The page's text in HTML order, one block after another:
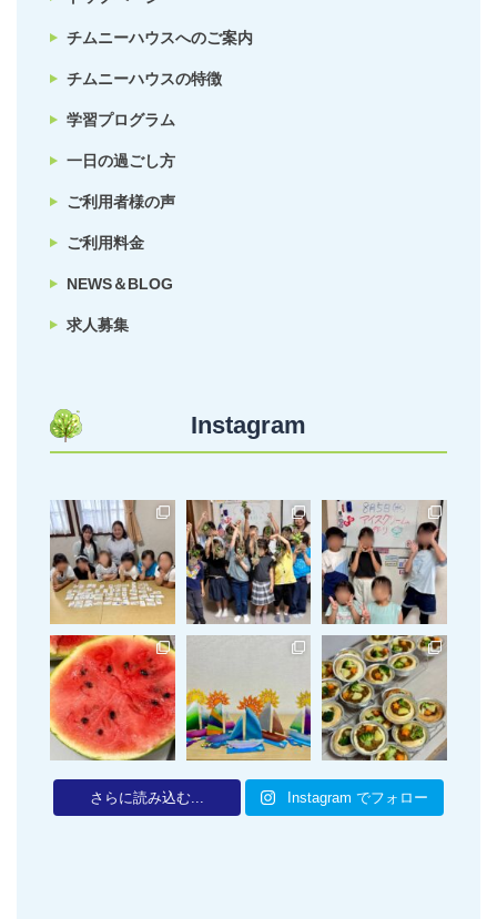
チムニーハウスへのご案内
チムニーハウスの特徴
学習プログラム
一日の過ごし方
ご利用者様の声
ご利用料金
NEWS＆BLOG
求人募集
Instagram
さらに読み込む... Instagram でフォロー